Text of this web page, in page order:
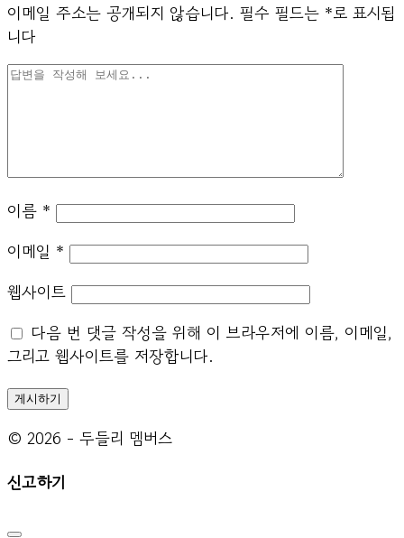
이메일 주소는 공개되지 않습니다. 필수 필드는 *로 표시됩
니다
이름 *
이메일 *
웹사이트
다음 번 댓글 작성을 위해 이 브라우저에 이름, 이메일,
그리고 웹사이트를 저장합니다.
© 2026 - 두들리 멤버스
신고하기